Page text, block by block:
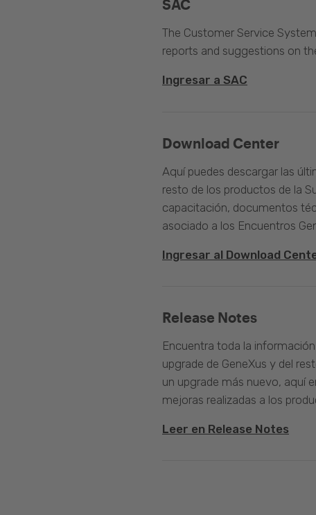
SAC
The Customer Service
reports and suggestions on
Ingresar a SAC
Download Center
Aquí puedes descargar las
resto de los productos de la
capacitación, documentos
asociado a los Encuentros
Ingresar al Download
Release Notes
Encuentra toda la
upgrade de GeneXus y del
un upgrade más nuevo, aquí
mejoras realizadas a los
Leer en Release Notes